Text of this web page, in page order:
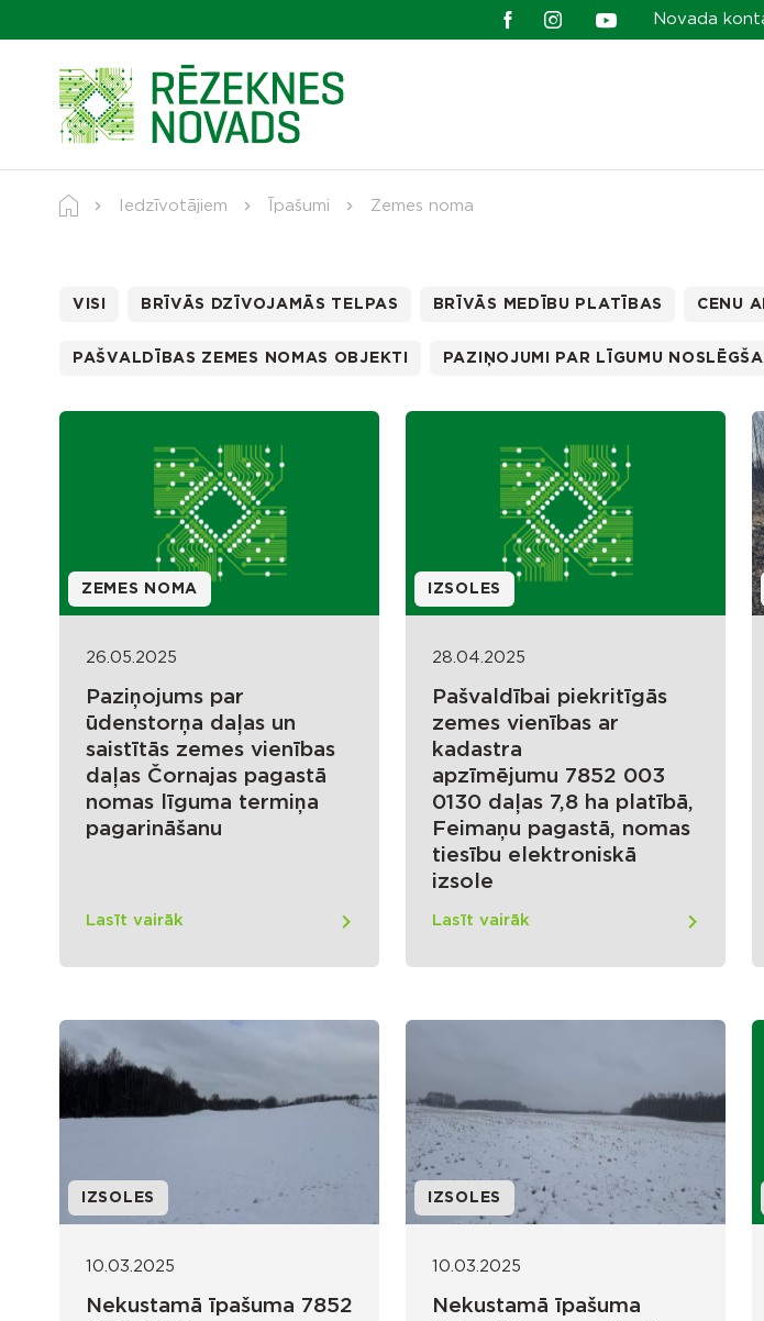
Novada
Iedzīvotājiem Īpašumi Zemes noma
VISI BRĪVĀS DZĪVOJAMĀS TELPAS BRĪVĀS MEDĪBU PLATĪBAS CENU
PAŠVALDĪBAS ZEMES NOMAS OBJEKTI PAZIŅOJUMI PAR LĪGUMU
ZEMES NOMA
26.05.2025
Paziņojums par
ūdenstorņa daļas un
saistītās zemes vienības
daļas Čornajas pagastā
nomas līguma termiņa
pagarināšanu
Lasīt vairāk
IZSOLES
28.04.2025
Pašvaldībai piekritīgās
zemes vienības ar
kadastra
apzīmējumu 7852 003
0130 daļas 7,8 ha platībā,
Feimaņu pagastā, nomas
tiesību elektroniskā
izsole
Lasīt vairāk
IZSOLES
10.03.2025
Nekustamā īpašuma 7852
IZSOLES
10.03.2025
Nekustamā īpašuma